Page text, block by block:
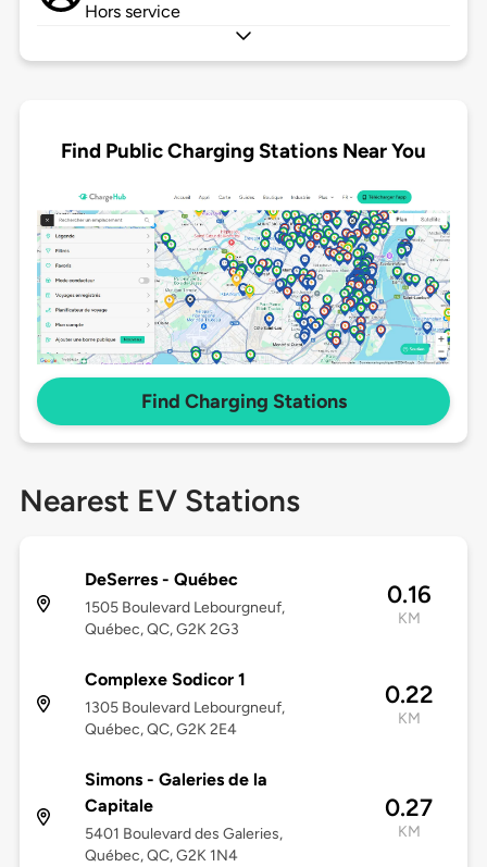
Hors service
Find Public Charging Stations Near You
Find Charging Stations
Nearest EV Stations
DeSerres - Québec
1505 Boulevard Lebourgneuf,
Québec, QC, G2K 2G3
0.16
KM
Complexe Sodicor 1
1305 Boulevard Lebourgneuf,
Québec, QC, G2K 2E4
0.22
KM
Simons - Galeries de la
Capitale
5401 Boulevard des Galeries,
Québec, QC, G2K 1N4
0.27
KM